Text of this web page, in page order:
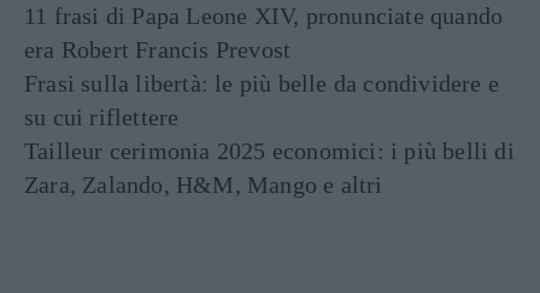
11 frasi di Papa Leone XIV, pronunciate quando
era Robert Francis Prevost
Frasi sulla libertà: le più belle da condividere e
su cui riflettere
Tailleur cerimonia 2025 economici: i più belli di
Zara, Zalando, H&M, Mango e altri